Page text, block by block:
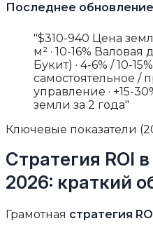
Последнее обновление
"$310-940 Цена
м² · 10-16% Валовая
Букит) · 4-6% / 10-
самостоятельное /
управление · +15-
земли за 2 года"
Ключевые показатели
Стратегия ROI
2026: краткий
Грамотная стратегия